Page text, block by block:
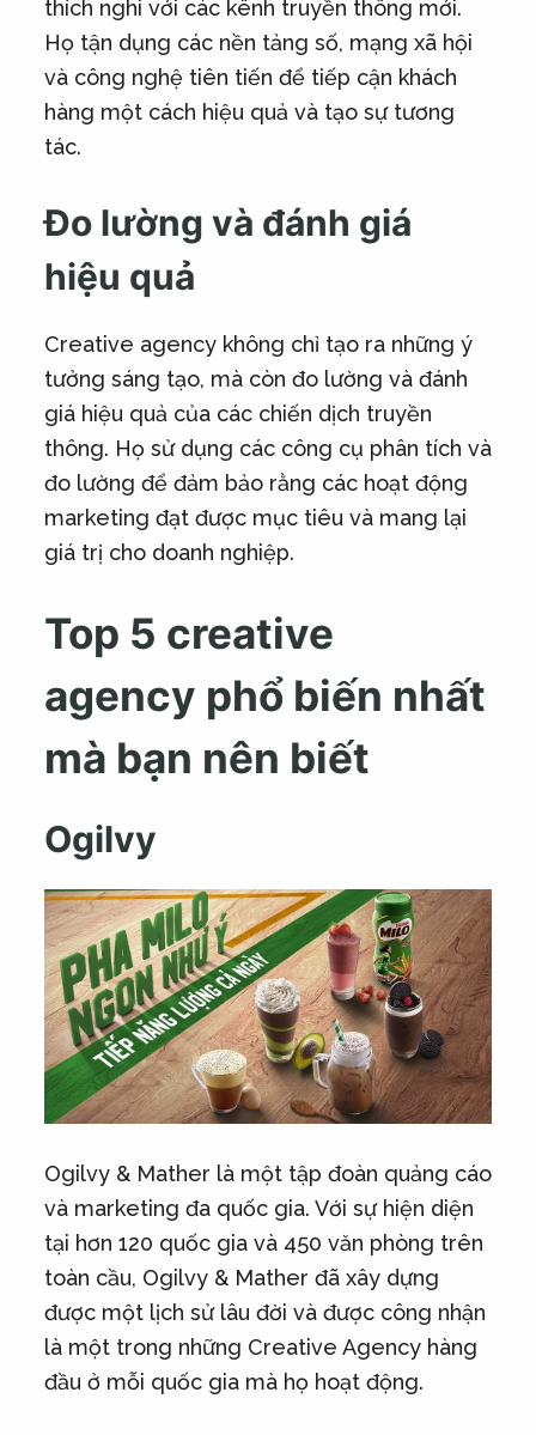
thích nghi với các kênh truyền thông mới.
Họ tận dụng các nền tảng số, mạng xã hội
và công nghệ tiên tiến để tiếp cận khách
hàng một cách hiệu quả và tạo sự tương
tác.
Đo lường và đánh giá
hiệu quả
Creative agency không chỉ tạo ra những ý
tưởng sáng tạo, mà còn đo lường và đánh
giá hiệu quả của các chiến dịch truyền
thông. Họ sử dụng các công cụ phân tích và
đo lường để đảm bảo rằng các hoạt động
marketing đạt được mục tiêu và mang lại
giá trị cho doanh nghiệp.
Top 5 creative
agency phổ biến nhất
mà bạn nên biết
Ogilvy
Ogilvy & Mather là một tập đoàn quảng cáo
và marketing đa quốc gia. Với sự hiện diện
tại hơn 120 quốc gia và 450 văn phòng trên
toàn cầu, Ogilvy & Mather đã xây dựng
được một lịch sử lâu đời và được công nhận
là một trong những Creative Agency hàng
đầu ở mỗi quốc gia mà họ hoạt động.